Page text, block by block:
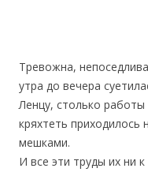
Тревожна,
утра до вечера
Ленцу, столько
кряхтеть
мешками.
И все эти труды их ни